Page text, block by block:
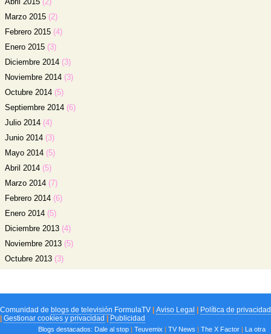
Marzo 2015 (2)
Febrero 2015 (4)
Enero 2015 (3)
Diciembre 2014 (3)
Noviembre 2014 (3)
Octubre 2014 (5)
Septiembre 2014 (6)
Julio 2014 (4)
Junio 2014 (3)
Mayo 2014 (5)
Abril 2014 (5)
Marzo 2014 (7)
Febrero 2014 (6)
Enero 2014 (5)
Diciembre 2013 (4)
Noviembre 2013 (5)
Octubre 2013 (3)
Comunidad de blogs de televisión FormulaTV Aviso Legal
Política de privacidad
Gestionar cookies y privacidad Publicidad
Blogs destacados: Dale al stop | Teuvemix | TV News | The X Factor | La otra